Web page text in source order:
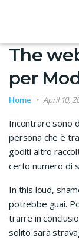
The
per
Home April 10,
Incontrare sono
persona che è
goditi altro
certo numero di
In this loud,
potrebbe guai.
trarre in
solito sarà